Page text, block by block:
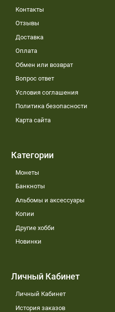
Контакты
Отзывы
Доставка
Оплата
Обмен или возврат
Вопрос ответ
Условия соглашения
Политика безопасности
Карта сайта
Категории
Монеты
Банкноты
Альбомы и аксессуары
Копии
Другие хобби
Новинки
Личный Кабинет
Личный Кабинет
История заказов